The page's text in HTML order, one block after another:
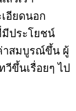
อียดนอก
มีประโยชน์
สมบูรณ์ขึ้น ผู้
ขึ้นเรื่อยๆ ไป